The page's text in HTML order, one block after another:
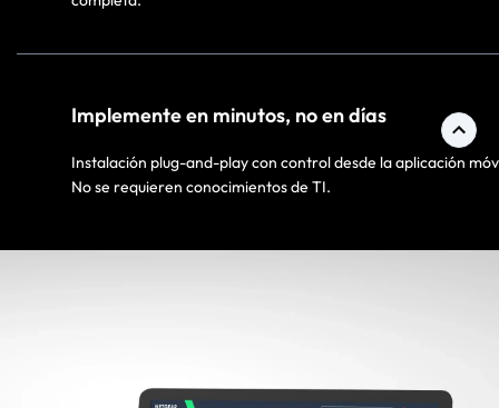
Implemente en minutos, no en días​
Instalación plug-and-play con control desde la aplicación
No se requieren conocimientos de TI.​